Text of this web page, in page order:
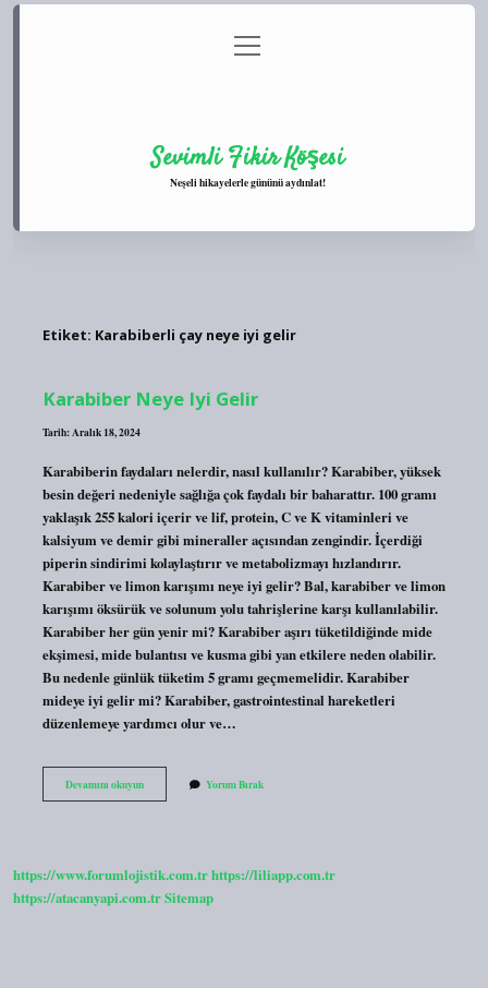
Gizlilik Politikası
menüyü
aç
Sevimli Fikir Köşesi
Neşeli hikayelerle gününü aydınlat!
Etiket: Karabiberli çay neye iyi gelir
Karabiber Neye Iyi Gelir
Tarih: Aralık 18, 2024
Karabiberin faydaları nelerdir, nasıl kullanılır? Karabiber, yüksek
besin değeri nedeniyle sağlığa çok faydalı bir baharattır. 100 gramı
yaklaşık 255 kalori içerir ve lif, protein, C ve K vitaminleri ve
kalsiyum ve demir gibi mineraller açısından zengindir. İçerdiği
piperin sindirimi kolaylaştırır ve metabolizmayı hızlandırır.
Karabiber ve limon karışımı neye iyi gelir? Bal, karabiber ve limon
karışımı öksürük ve solunum yolu tahrişlerine karşı kullanılabilir.
Karabiber her gün yenir mi? Karabiber aşırı tüketildiğinde mide
ekşimesi, mide bulantısı ve kusma gibi yan etkilere neden olabilir.
Bu nedenle günlük tüketim 5 gramı geçmemelidir. Karabiber
mideye iyi gelir mi? Karabiber, gastrointestinal hareketleri
düzenlemeye yardımcı olur ve…
Devamını okuyunKarabiber
Neye
Yorum Bırak
https://www.forumlojistik.com.trhttps://liliapp.com.tr
https://atacanyapi.com.trSitemap